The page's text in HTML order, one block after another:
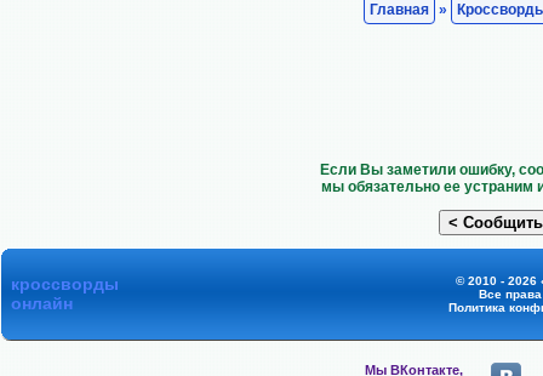
Главная »
Если Вы заметили ошибку,
мы обязательно ее устраним
кроссворды
онлайн
© 2010 - 2026
Все
Политика
Мы ВКонтакте,